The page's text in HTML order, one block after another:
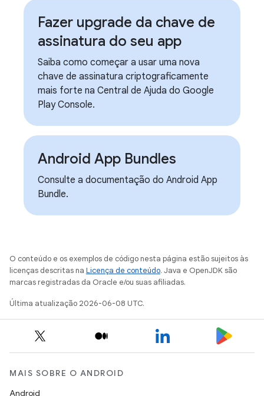
Fazer upgrade da chave de
assinatura do seu app
Saiba como começar a usar uma nova
chave de assinatura criptograficamente
mais forte na Central de Ajuda do Google
Play Console.
Android App Bundles
Consulte a documentação do Android App
Bundle.
O conteúdo e os exemplos de código nesta página estão sujeitos às
licenças descritas na Licença de conteúdo. Java e OpenJDK são
marcas registradas da Oracle e/ou suas afiliadas.
Última atualização 2026-06-08 UTC.
MAIS SOBRE O ANDROID
Android